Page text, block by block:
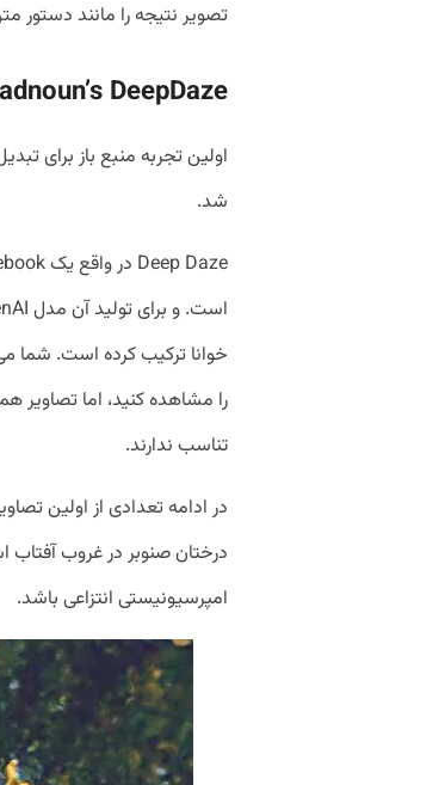
تصویر نتیجه را مانند دستور
DeepDaze
شد.
خوانا ترکیب کرده است. شما
را مشاهده کنید، اما تصاویر
تناسب ندارند.
درختان صنوبر در غروب
امپرسیونیستی انتزاعی باشد.